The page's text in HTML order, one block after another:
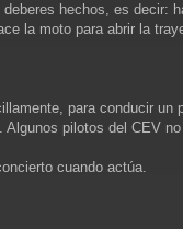
hechos, es decir:
la moto para abrir la
para conducir
pilotos del CEV
cuando actúa.